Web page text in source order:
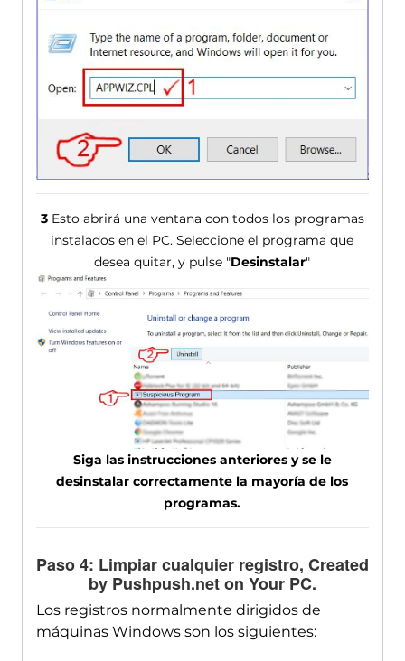
3Esto abrirá una ventana con todos los programas
instalados en el PC. Seleccione el programa que
desea quitar, y pulse "Desinstalar"
Siga las instrucciones anteriores y se le
desinstalar correctamente la mayoría de los
programas.
Paso 4: Limpiar cualquier registro, Created
by Pushpush.net on Your PC.
Los registros normalmente dirigidos de
máquinas Windows son los siguientes: